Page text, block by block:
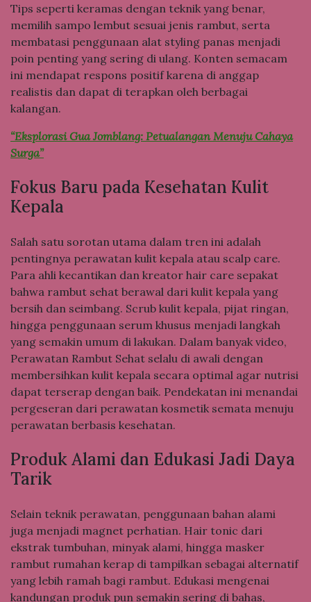
Tips seperti keramas dengan teknik yang benar,
memilih sampo lembut sesuai jenis rambut, serta
membatasi penggunaan alat styling panas menjadi
poin penting yang sering di ulang. Konten semacam
ini mendapat respons positif karena di anggap
realistis dan dapat di terapkan oleh berbagai
kalangan.
“Eksplorasi Gua Jomblang: Petualangan Menuju Cahaya
Surga”
Fokus Baru pada Kesehatan Kulit
Kepala
Salah satu sorotan utama dalam tren ini adalah
pentingnya perawatan kulit kepala atau scalp care.
Para ahli kecantikan dan kreator hair care sepakat
bahwa rambut sehat berawal dari kulit kepala yang
bersih dan seimbang. Scrub kulit kepala, pijat ringan,
hingga penggunaan serum khusus menjadi langkah
yang semakin umum di lakukan. Dalam banyak video,
Perawatan Rambut Sehat selalu di awali dengan
membersihkan kulit kepala secara optimal agar nutrisi
dapat terserap dengan baik. Pendekatan ini menandai
pergeseran dari perawatan kosmetik semata menuju
perawatan berbasis kesehatan.
Produk Alami dan Edukasi Jadi Daya
Tarik
Selain teknik perawatan, penggunaan bahan alami
juga menjadi magnet perhatian. Hair tonic dari
ekstrak tumbuhan, minyak alami, hingga masker
rambut rumahan kerap di tampilkan sebagai alternatif
yang lebih ramah bagi rambut. Edukasi mengenai
kandungan produk pun semakin sering di bahas,